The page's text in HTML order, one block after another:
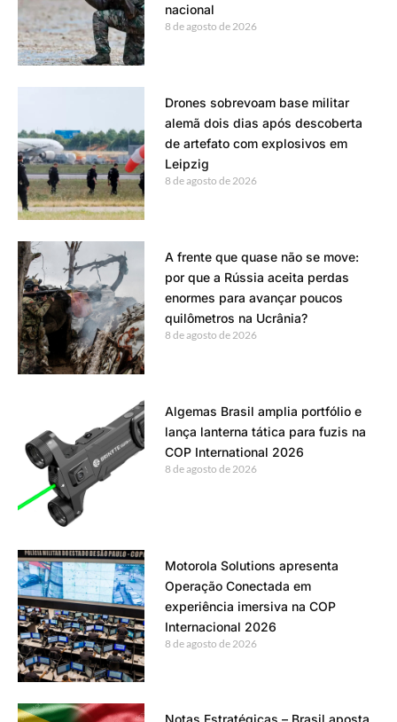
nacional
8 de agosto de 2026
Drones sobrevoam base militar
alemã dois dias após descoberta
de artefato com explosivos em
Leipzig
8 de agosto de 2026
A frente que quase não se move:
por que a Rússia aceita perdas
enormes para avançar poucos
quilômetros na Ucrânia?
8 de agosto de 2026
Algemas Brasil amplia portfólio e
lança lanterna tática para fuzis na
COP International 2026
8 de agosto de 2026
Motorola Solutions apresenta
Operação Conectada em
experiência imersiva na COP
Internacional 2026
8 de agosto de 2026